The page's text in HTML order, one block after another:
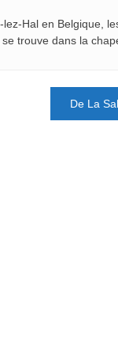
Hal en Belgique,
trouve dans la
De La